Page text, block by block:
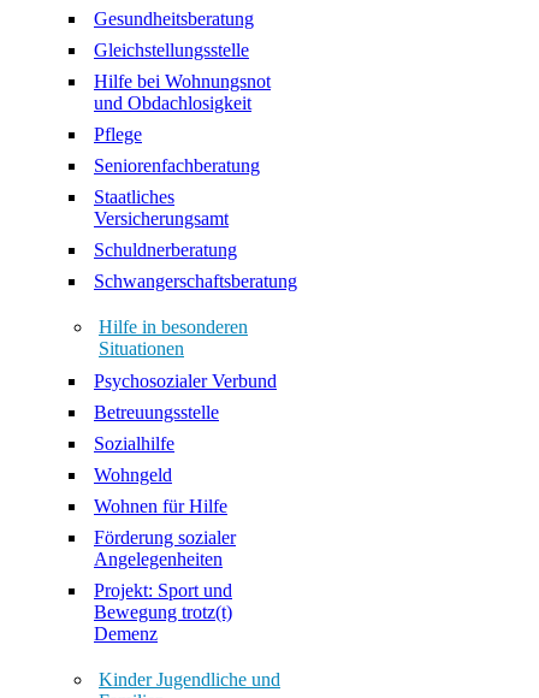
Gesundheitsberatung
Gleichstellungsstelle
Hilfe bei Wohnungsnot
und Obdachlosigkeit
Pflege
Seniorenfachberatung
Staatliches
Versicherungsamt
Schuldnerberatung
Schwangerschaftsberatung
Hilfe in besonderen
Situationen
Psychosozialer Verbund
Betreuungsstelle
Sozialhilfe
Wohngeld
Wohnen für Hilfe
Förderung sozialer
Angelegenheiten
Projekt: Sport und
Bewegung trotz(t)
Demenz
Kinder Jugendliche und